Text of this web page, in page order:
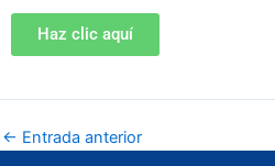
Haz clic aquí
← Entrada anterior